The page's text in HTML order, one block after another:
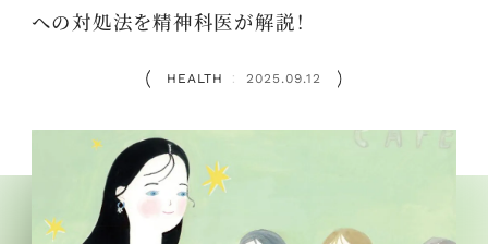
への対処法を精神科医が解説！
HEALTH ： 2025.09.12